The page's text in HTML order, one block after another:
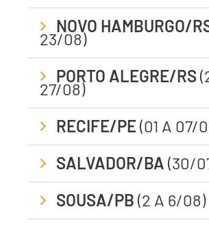
NOVO HAMBURGO/
23/08)
PORTO ALEGRE/RS
27/08)
RECIFE/PE(01 A 07/
SALVADOR/BA (30/
SOUSA/PB (2 A 6/08)